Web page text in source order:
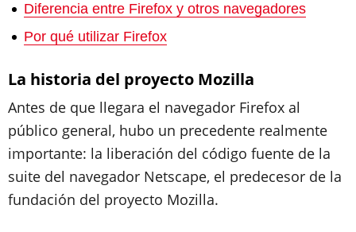
Diferencia entre Firefox y otros navegadores
Por qué utilizar Firefox
La historia del proyecto Mozilla
Antes de que llegara el navegador Firefox al
público general, hubo un precedente realmente
importante: la liberación del código fuente de la
suite del navegador Netscape, el predecesor de la
fundación del proyecto Mozilla.